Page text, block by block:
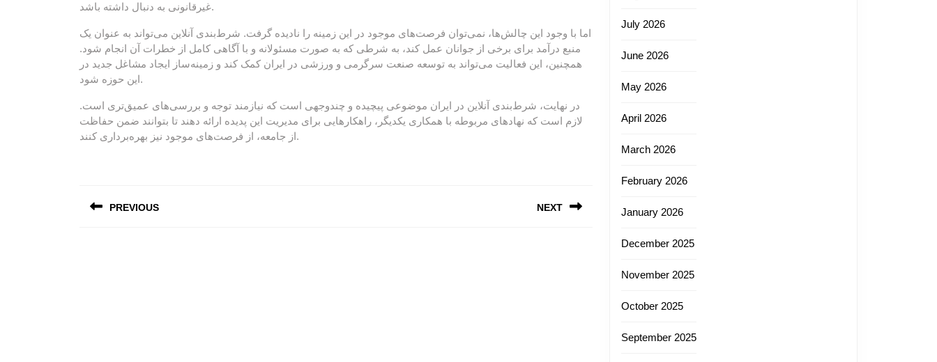
غیرقانونی به دنبال داشته باشد.
اما با وجود این چالش‌ها، نمی‌توان فرصت‌های موجود در این زمینه را نادیده گرفت. شرط‌بندی آنلاین می‌تواند به عنوان یک
منبع درآمد برای برخی از جوانان عمل کند، به شرطی که به صورت مسئولانه و با آگاهی کامل از خطرات آن انجام شود.
همچنین، این فعالیت می‌تواند به توسعه صنعت سرگرمی و ورزشی در ایران کمک کند و زمینه‌ساز ایجاد مشاغل جدید در
این حوزه شود.
در نهایت، شرط‌بندی آنلاین در ایران موضوعی پیچیده و چندوجهی است که نیازمند توجه و بررسی‌های عمیق‌تری است.
لازم است که نهادهای مربوطه با همکاری یکدیگر، راهکارهایی برای مدیریت این پدیده ارائه دهند تا بتوانند ضمن حفاظت
از جامعه، از فرصت‌های موجود نیز بهره‌برداری کنند.
navigation
PREVIOUS NEXT
July 2026
June 2026
May 2026
April 2026
March 2026
February 2026
January 2026
December 2025
November 2025
October 2025
September 2025